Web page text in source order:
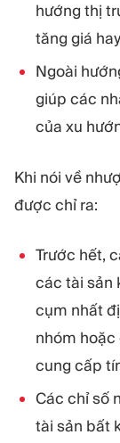
hướng thị
tăng giá
Ngoài
giúp các
của xu
Khi nói về
được chỉ ra:
Trước hết,
các tài sản
cụm nhất
nhóm
cung cấp
Các chỉ số
tài sản bất